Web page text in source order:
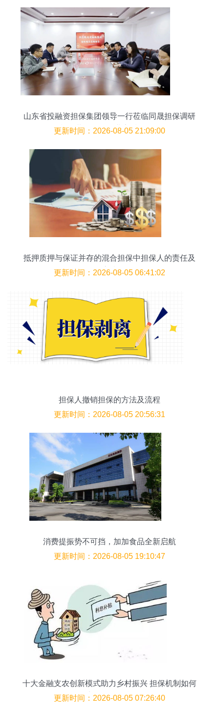
山东省投融资担保集团领导一行莅临同晟担保调研
指导 共促担保行业高质量发展
更新时间：2026-08-05 21:09:00
抵押质押与保证并存的混合担保中担保人的责任及
免责情形
更新时间：2026-08-05 06:41:02
担保人撤销担保的方法及流程
更新时间：2026-08-05 20:56:31
消费提振势不可挡，加加食品全新启航
更新时间：2026-08-05 19:10:47
十大金融支农创新模式助力乡村振兴 担保机制如何
点燃发展引擎
更新时间：2026-08-05 07:26:40